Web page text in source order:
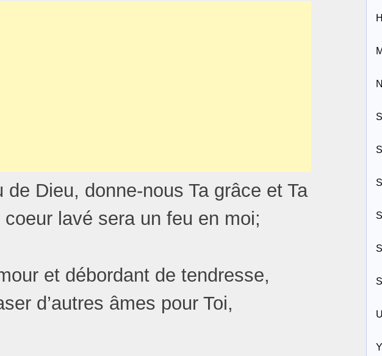
de Dieu, donne-nous Ta grâce et Ta
lavé sera un feu en moi;
et débordant de tendresse,
d’autres âmes pour Toi,